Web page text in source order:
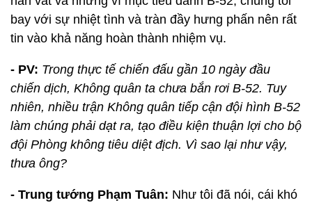
bay với sự nhiệt tình và tràn đầy hưng phấn nên rất
tin vào khả năng hoàn thành nhiệm vụ.
- PV: Trong thực tế chiến đấu gần 10 ngày đầu
chiến dịch, Không quân ta chưa bắn rơi B-52. Tuy
nhiên, nhiều trận Không quân tiếp cận đội hình B-52
làm chúng phải dạt ra, tạo điều kiện thuận lợi cho bộ
đội Phòng không tiêu diệt địch. Vì sao lại như vậy,
thưa ông?
- Trung tướng Phạm Tuân: Như tôi đã nói, cái khó